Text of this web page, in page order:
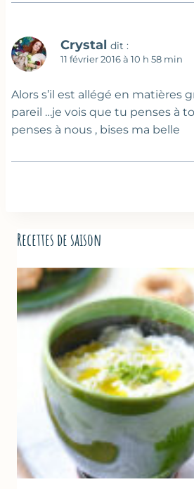
Crystal dit :
11 février 2016 à 10 h 58 min
Alors s’il est allégé en matières
pareil …je vois que tu penses à
penses à nous , bises ma belle
Recettes de saison